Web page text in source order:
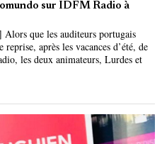
sur IDFM Radio à
que les auditeurs portugais
reprise, après les vacances d’été, de
les deux animateurs, Lurdes et